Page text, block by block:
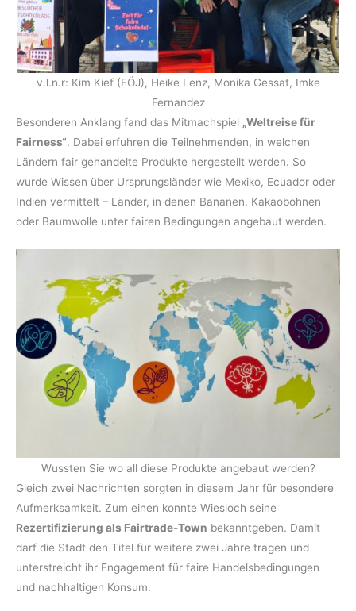
v.l.n.r: Kim Kief (FÖJ), Heike Lenz, Monika Gessat, Imke
Fernandez
Besonderen Anklang fand das Mitmachspiel „Weltreise für
Fairness“. Dabei erfuhren die Teilnehmenden, in welchen
Ländern fair gehandelte Produkte hergestellt werden. So
wurde Wissen über Ursprungsländer wie Mexiko, Ecuador oder
Indien vermittelt – Länder, in denen Bananen, Kakaobohnen
oder Baumwolle unter fairen Bedingungen angebaut werden.
Wussten Sie wo all diese Produkte angebaut werden?
Gleich zwei Nachrichten sorgten in diesem Jahr für besondere
Aufmerksamkeit. Zum einen konnte Wiesloch seine
Rezertifizierung als Fairtrade-Town bekanntgeben. Damit
darf die Stadt den Titel für weitere zwei Jahre tragen und
unterstreicht ihr Engagement für faire Handelsbedingungen
und nachhaltigen Konsum.